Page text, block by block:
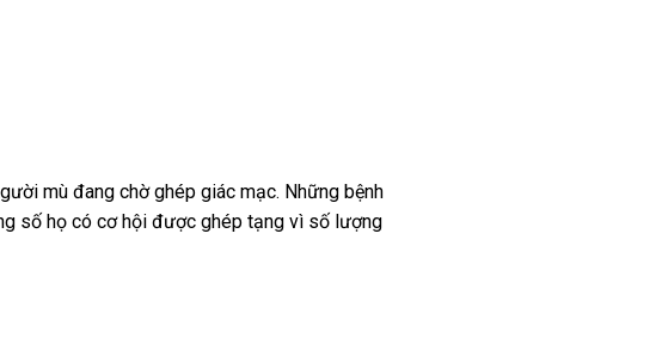
mù đang chờ ghép giác mạc. Những bệnh
số họ có cơ hội được ghép tạng vì số lượng